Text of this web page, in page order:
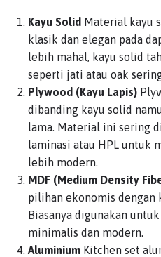
Kayu Solid Material kayu
klasik dan elegan pada
lebih mahal, kayu solid
seperti jati atau oak
Plywood (Kayu Lapis)
dibanding kayu solid
lama. Material ini sering
laminasi atau HPL untuk
lebih modern.
MDF (Medium Density
pilihan ekonomis dengan
Biasanya digunakan
minimalis dan modern.
Aluminium Kitchen set